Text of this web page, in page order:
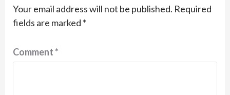
Your email address will not be published. Required
fields are marked *
Comment*